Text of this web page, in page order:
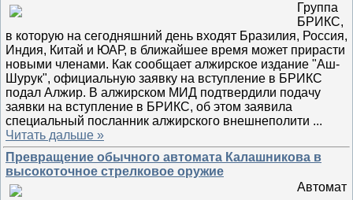
Группа
БРИКС,
в которую на сегодняшний день входят Бразилия, Россия,
Индия, Китай и ЮАР, в ближайшее время может прирасти
новыми членами. Как сообщает алжирское издание "Аш-
Шурук", официальную заявку на вступление в БРИКС
подал Алжир. В алжирском МИД подтвердили подачу
заявки на вступление в БРИКС, об этом заявила
специальный посланник алжирского внешнеполити ...
Читать дальше »
Превращение обычного автомата Калашникова в
высокоточное стрелковое оружие
Автомат